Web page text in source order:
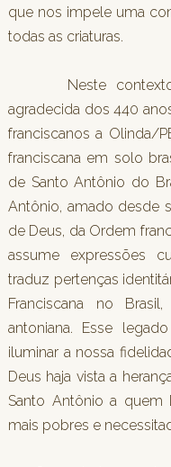
que nos impele uma
todas as criaturas.
Neste
agradecida dos 440
franciscanos a Olinda/
franciscana em solo
de Santo Antônio do
Antônio, amado desde
de Deus, da Ordem
assume expressões
traduz pertenças
Franciscana no
antoniana. Esse
iluminar a nossa
Deus haja vista a
Santo Antônio a
mais pobres e